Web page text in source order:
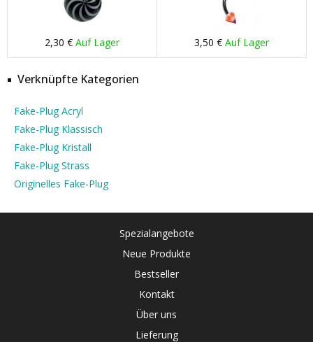
2,30 € Auf Lager 3,50 € Auf Lager
Verknüpfte Kategorien
Fake-Plug Acryl
Fake-Plug Klassisch
Fake-Plug Kristall
Fake-Plug Strass
Originelles Fake-Plug
Spezialangebote
Neue Produkte
Bestseller
Kontakt
Über uns
Lieferung